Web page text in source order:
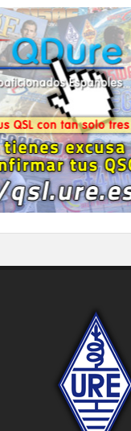
qsl.ure.es
tus QSL en tan solo
click.
fácil y cómodo
tus contactos.